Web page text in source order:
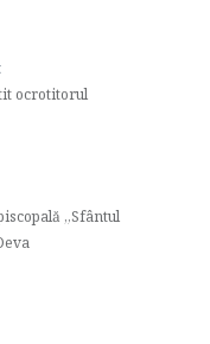
ocrotitorul
„Sfântul